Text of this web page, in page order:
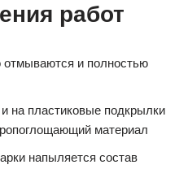
работ
и полностью
на пластиковые подкрылки
материал
напыляется состав